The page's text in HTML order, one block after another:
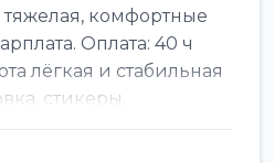
комфортные
Оплата: 40 ч
лёгкая и стабильная
стикеры,